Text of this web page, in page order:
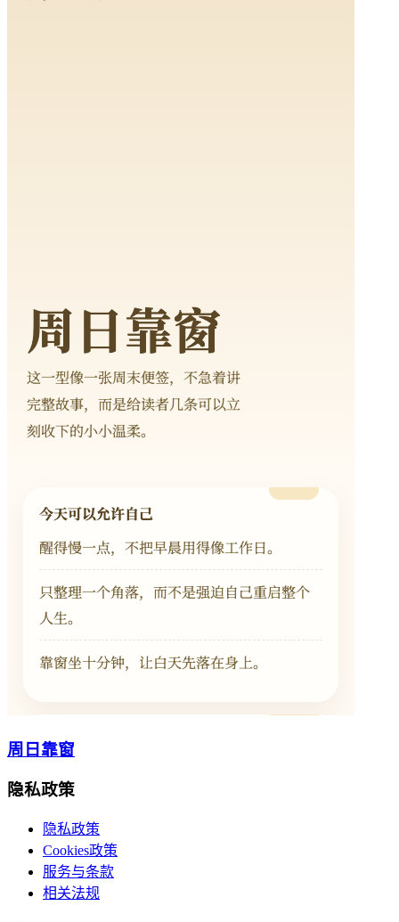
周日靠窗
隐私政策
隐私政策
Cookies政策
服务与条款
相关法规